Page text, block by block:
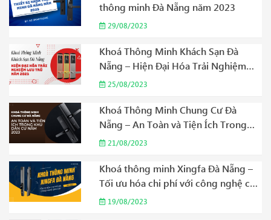
thông minh Đà Nẵng năm 2023
29/08/2023
Khoá Thông Minh Khách Sạn Đà
Nẵng – Hiện Đại Hóa Trải Nghiệm
Lưu Trú Năm 2023
25/08/2023
Khoá Thông Minh Chung Cư Đà
Nẵng – An Toàn và Tiện Ích Trong
Khu Dân Cư Năm 2023
21/08/2023
Khoá thông minh Xingfa Đà Nẵng –
Tối ưu hóa chi phí với công nghệ cao
cấp Năm 2023
19/08/2023